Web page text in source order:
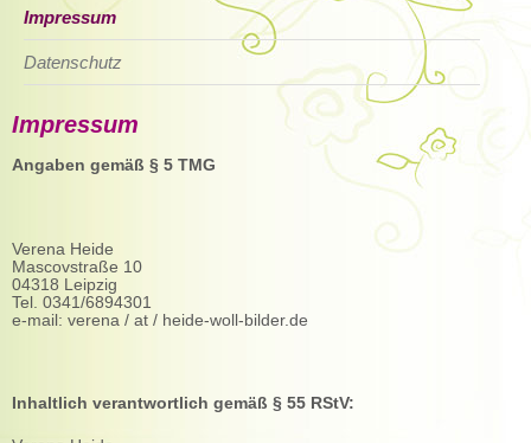
Impressum
Datenschutz
Impressum
Angaben gemäß § 5 TMG
Verena Heide
Mascovstraße 10
04318 Leipzig
Tel. 0341/6894301
e-mail: verena / at / heide-woll-bilder.de
Inhaltlich verantwortlich gemäß § 55 RStV: